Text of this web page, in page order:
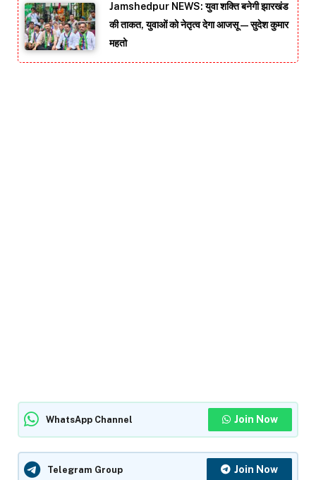
Jamshedpur NEWS: युवा शक्ति बनेगी झारखंड
की ताकत, युवाओं को नेतृत्व देगा आजसू — सुदेश कुमार
महतो
WhatsApp Channel Join Now
Telegram Group Join Now